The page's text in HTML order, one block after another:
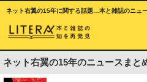
ネット右翼の15年に関する話題…本と雑誌のニュ
ネット右翼の15年のニュースまと